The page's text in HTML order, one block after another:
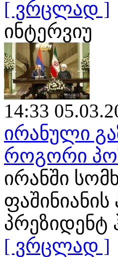
[ ვრცლად ]
ინტერვიუ
14:33
ირანული
როგორი
ირანში
პრეზიდენტ
[ ვრცლად ]